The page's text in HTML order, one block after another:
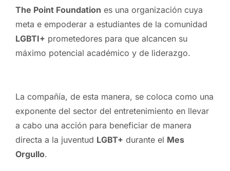
The Point Foundation es una organización cuya
meta e empoderar a estudiantes de la comunidad
LGBTI+ prometedores para que alcancen su
máximo potencial académico y de liderazgo.
La compañía, de esta manera, se coloca como una
exponente del sector del entretenimiento en llevar
a cabo una acción para beneficiar de manera
directa a la juventud LGBT+ durante el Mes
Orgullo.